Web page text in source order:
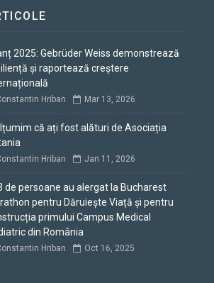
2025: Gebrüder Weiss demonstrează
și raportează creștere
Hriban Mar 13, 2026
că ați fost alături de Asociația
Hriban Jan 11, 2026
de persoane au alergat la Bucharest
pentru Dăruiește Viață și pentru
primului Campus Medical
din România
Hriban Oct 16, 2025